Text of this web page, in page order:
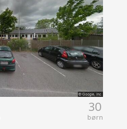
30
børn